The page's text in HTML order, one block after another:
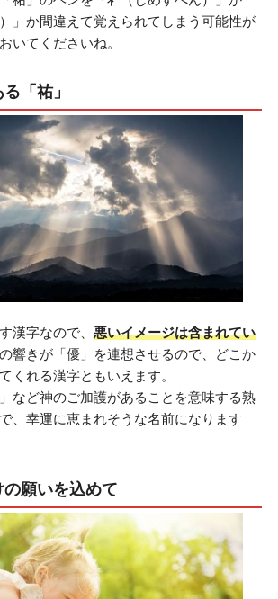
」か間違えて覚えられてしまう可能性が
いてくださいね。
「祐」
漢字なので、 悪いイメージは含まれてい
響きが「優」を連想させるので、どこか
くれる漢字ともいえます。
など神のご加護があることを意味する熟
、幸運に恵まれそうな名前になります
の願いを込めて